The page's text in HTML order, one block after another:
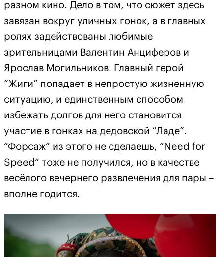
разном кино. Дело в том, что сюжет здесь
завязан вокруг уличных гонок, а в главных
ролях задействованы любимые
зрительницами Валентин Анциферов и
Ярослав Могильников. Главный герой
“Жиги” попадает в непростую жизненную
ситуацию, и единственным способом
избежать долгов для него становится
участие в гонках на дедовской “Ладе”.
“Форсаж” из этого не сделаешь, “Need for
Speed” тоже не получился, но в качестве
весёлого вечернего развлечения для пары –
вполне годится.